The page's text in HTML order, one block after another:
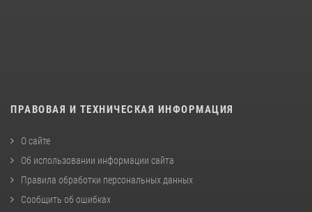
ПРАВОВАЯ И ТЕХНИЧЕСКАЯ ИНФОРМАЦИЯ
О сайте
Об использовании информации сайта
Правила обработки персональных данных
Сообщить об ошибках